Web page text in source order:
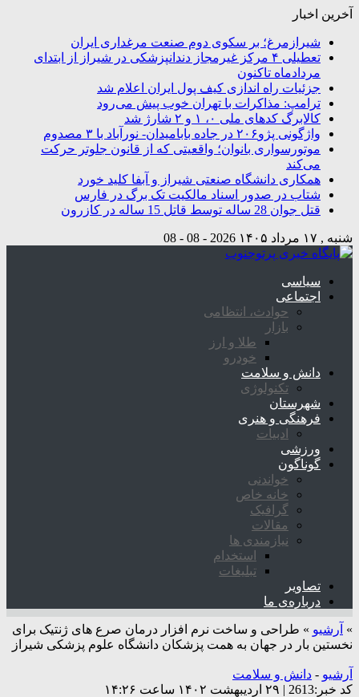
آخرین اخبار
شیرازمرغ؛ بر سکوی دوم صنعت مرغداری ایران
تعطیلی ۴ مرکز غیرمجاز دندانپزشکی در شیراز از ابتدای
مردادماه تاکنون
جزئیات راه اندازی کیف پول ایران اعلام شد
ترامپ: مذاکرات با تهران خوب پیش می‌رود
کالابرگ کدهای ملی ۰، ۱ و ۲ شارژ شد
واژگونی پژو۲۰۶ در جاده بابامیدان- نورآباد با ۳ مصدوم
موتورسواری بانوان؛ واقعیتی که از قانون جلوتر حرکت
می‌کند
همکاری دانشگاه صنعتی شیراز و آبفا کلید خورد
شتاب در صدور اسناد مالکیت تک برگ در فارس
قتل جوان 28 ساله توسط قاتل 15 ساله در کازرون
شنبه , ۱۷ مرداد ۱۴۰۵ 2026 - 08 - 08
سیاسی
اجتماعی
حوادث، انتظامی
بازار
طلا و ارز
خودرو
دانش و سلامت
تکنولوژی
شهرستان
فرهنگی و هنری
ادبیات
ورزشی
گوناگون
خواندنی
خانه خاص
گرافیک
مقالات
نیازمندی ها
استخدام
تبلیغات
تصاویر
درباره‌ی ما
» آرشیو » طراحی و ساخت نرم افزار درمان صرع های ژنتیک برای
نخستین بار در جهان به همت پزشکان دانشگاه علوم پزشکی شیراز
آرشیو - دانش و سلامت
کد خبر:2613 | ۲۹ اردیبهشت ۱۴۰۲ ساعت ۱۴:۲۶